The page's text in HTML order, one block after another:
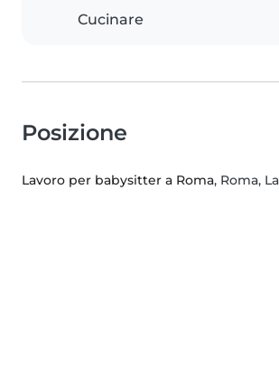
Cucinare
Posizione
Lavoro per babysitter a Roma, Roma,